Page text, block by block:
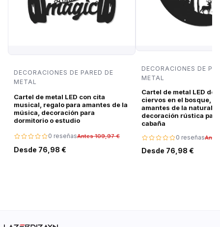
DECORACIONES DE PARED DE
METAL
Cartel de metal LED con cita
musical, regalo para amantes de la
música, decoración para
dormitorio o estudio
0 reseñasAntes 109,97 €
Desde 76,98 €
DECORACIONES DE
METAL
Cartel de metal LED de
ciervos en el bosque,
amantes de la
decoración rústica
cabaña
0 reseñas
Desde 76,98 €